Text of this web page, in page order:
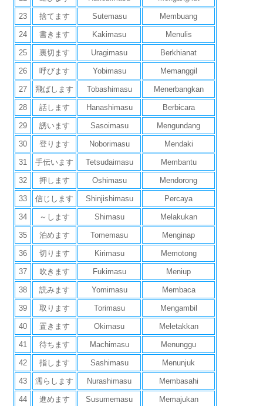
23 捨てます Sutemasu Membuang
24 書きます Kakimasu Menulis
25 裏切ます Uragimasu Berkhianat
26 呼びます Yobimasu Memanggil
27 飛ばします Tobashimasu Menerbangkan
28 話します Hanashimasu Berbicara
29 誘います Sasoimasu Mengundang
30 登ります Noborimasu Mendaki
31 手伝います Tetsudaimasu Membantu
32 押します Oshimasu Mendorong
33 信じします Shinjishimasu Percaya
34 ～します Shimasu Melakukan
35 泊めます Tomemasu Menginap
36 切ります Kirimasu Memotong
37 吹きます Fukimasu Meniup
38 読みます Yomimasu Membaca
39 取ります Torimasu Mengambil
40 置きます Okimasu Meletakkan
41 待ちます Machimasu Menunggu
42 指します Sashimasu Menunjuk
43 濡らします Nurashimasu Membasahi
44 進めます Susumemasu Memajukan